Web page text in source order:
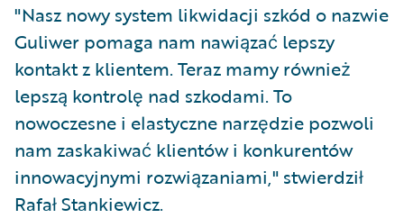
"Nasz nowy system likwidacji szkód o nazwie
Guliwer pomaga nam nawiązać lepszy
kontakt z klientem. Teraz mamy również
lepszą kontrolę nad szkodami. To
nowoczesne i elastyczne narzędzie pozwoli
nam zaskakiwać klientów i konkurentów
innowacyjnymi rozwiązaniami," stwierdził
Rafał Stankiewicz.